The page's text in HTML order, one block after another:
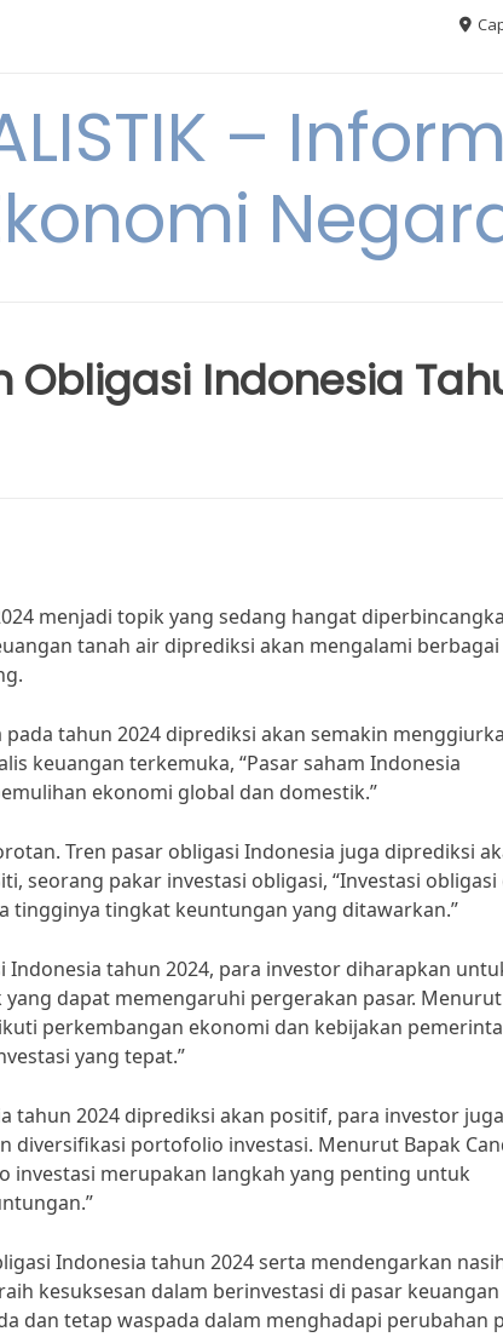
–
Obligasi Indonesia
menjadi topik yang sedang hangat
tanah air diprediksi akan mengalami berbagai
tahun 2024 diprediksi akan semakin
keuangan terkemuka, “Pasar saham Indonesia
ekonomi global dan domestik.”
Tren pasar obligasi Indonesia juga diprediksi
seorang pakar investasi obligasi, “Investasi obligasi
tingginya tingkat keuntungan yang ditawarkan.”
tahun 2024, para investor diharapkan
dapat memengaruhi pergerakan pasar. Menurut
perkembangan ekonomi dan kebijakan
yang tepat.”
tahun 2024 diprediksi akan positif, para investor juga
portofolio investasi. Menurut Bapak
investasi merupakan langkah yang penting untuk
Indonesia tahun 2024 serta mendengarkan
kesuksesan dalam berinvestasi di pasar
dan tetap waspada dalam menghadapi perubahan